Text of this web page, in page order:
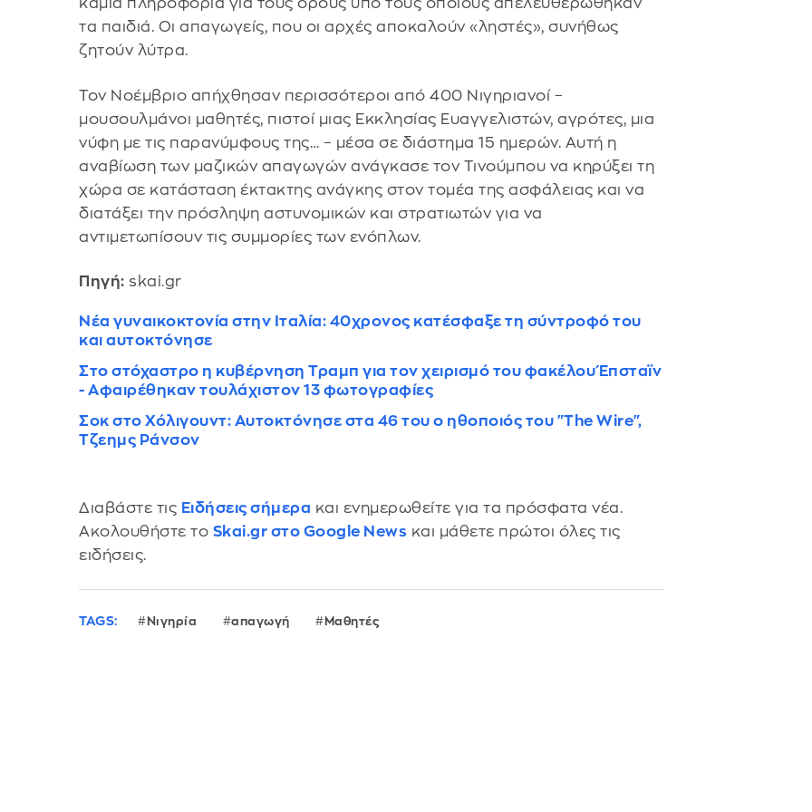
καμία πληροφορία για τους όρους υπό τους οποίους απελευθερώθηκαν
τα παιδιά. Οι απαγωγείς, που οι αρχές αποκαλούν «ληστές», συνήθως
ζητούν λύτρα.
Τον Νοέμβριο απήχθησαν περισσότεροι από 400 Νιγηριανοί –
μουσουλμάνοι μαθητές, πιστοί μιας Εκκλησίας Ευαγγελιστών, αγρότες, μια
νύφη με τις παρανύμφους της… – μέσα σε διάστημα 15 ημερών. Αυτή η
αναβίωση των μαζικών απαγωγών ανάγκασε τον Τινούμπου να κηρύξει τη
χώρα σε κατάσταση έκτακτης ανάγκης στον τομέα της ασφάλειας και να
διατάξει την πρόσληψη αστυνομικών και στρατιωτών για να
αντιμετωπίσουν τις συμμορίες των ενόπλων.
Πηγή: skai.gr
Νέα γυναικοκτονία στην Ιταλία: 40χρονος κατέσφαξε τη σύντροφό του
και αυτοκτόνησε
Στο στόχαστρο η κυβέρνηση Τραμπ για τον χειρισμό του φακέλου Έπσταϊν
- Αφαιρέθηκαν τουλάχιστον 13 φωτογραφίες
Σοκ στο Χόλιγουντ: Αυτοκτόνησε στα 46 του ο ηθοποιός του "The Wire",
Τζεημς Ράνσον
Διαβάστε τις Ειδήσεις σήμερα και ενημερωθείτε για τα πρόσφατα νέα.
Ακολουθήστε το Skai.gr στο Google News και μάθετε πρώτοι όλες τις
ειδήσεις.
TAGS: Νιγηρία απαγωγή Μαθητές